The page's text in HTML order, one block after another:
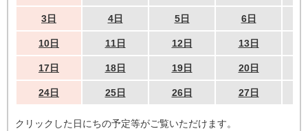
3日 4日 5日 6日
10日 11日 12日 13日
17日 18日 19日 20日
24日 25日 26日 27日
クリックした日にちの予定等がご覧いただけます。